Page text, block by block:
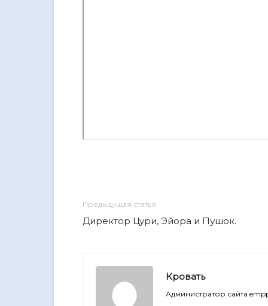
Предыдущая статья
Директор Цури, Эйора и Пушок.
Кровать
Администратор сайта